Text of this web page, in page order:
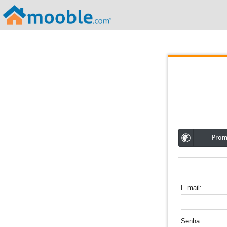
E-mail
Senha